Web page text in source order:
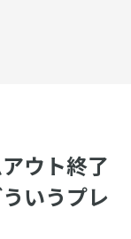
ウト終了
いうプレ